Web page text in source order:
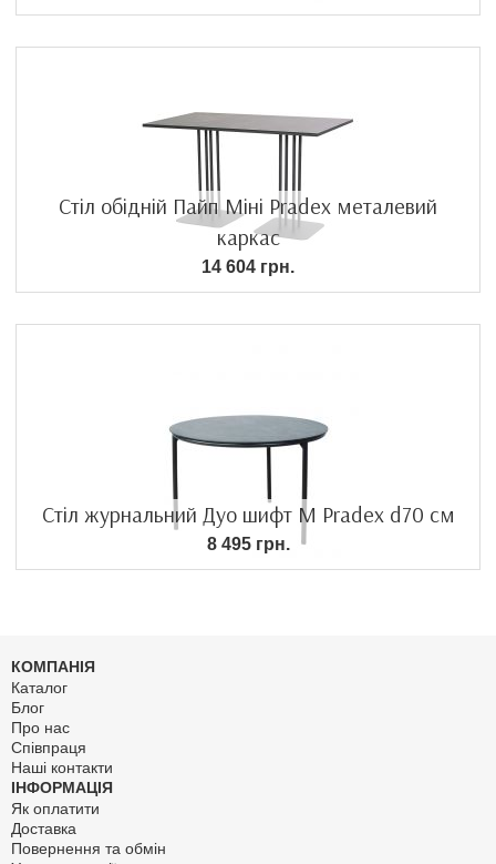
Стіл обідній Пайп Міні Pradex металевий
каркас
14 604 грн.
Стіл журнальний Дуо шифт М Pradex d70 см
8 495 грн.
КОМПАНІЯ
Каталог
Блог
Про нас
Співпраця
Наші контакти
ІНФОРМАЦІЯ
Як оплатити
Доставка
Повернення та обмін